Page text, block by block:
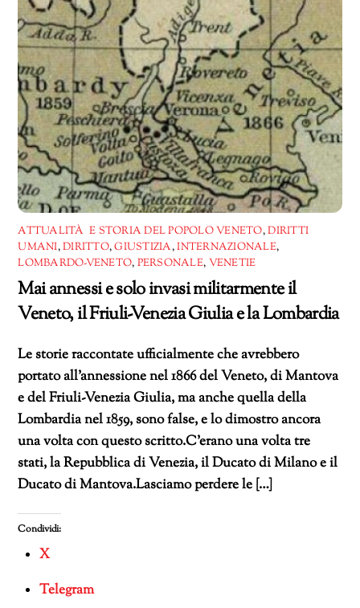
ATTUALITÀ E STORIA DEL POPOLO VENETO,DIRITTI
UMANI,DIRITTO,GIUSTIZIA,INTERNAZIONALE,
LOMBARDO-VENETO, PERSONALE, VENETIE
Mai annessi e solo invasi militarmente il
Veneto, il Friuli-Venezia Giulia e la Lombardia
Le storie raccontate ufficialmente che avrebbero
portato all’annessione nel 1866 del Veneto, di Mantova
e del Friuli-Venezia Giulia, ma anche quella della
Lombardia nel 1859, sono false, e lo dimostro ancora
una volta con questo scritto.C’erano una volta tre
stati, la Repubblica di Venezia, il Ducato di Milano e il
Ducato di Mantova.Lasciamo perdere le […]
Condividi:
X
Telegram